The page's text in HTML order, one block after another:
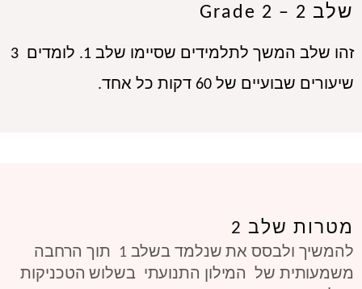
שלב 2 – Grade 2
שיעורים שבועיים של 60 דקות כל אחד.
מטרות שלב 2
להמשיך ולבסס את שנלמד בשלב 1 תוך הרחבה
משמעותית של המילון התנועתי בשלוש הטכניקות